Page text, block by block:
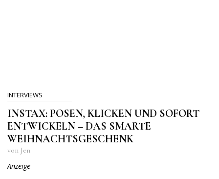
INTERVIEWS
INSTAX: POSEN, KLICKEN UND SOFORT
ENTWICKELN – DAS SMARTE
WEIHNACHTSGESCHENK
von Jen
Anzeige